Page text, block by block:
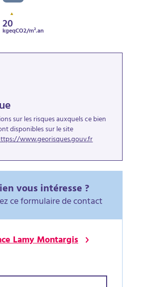
20
kgeqCO2/m².an
sur les risques auxquels ce bien
disponibles sur le site
www.georisques.gouv.fr
vous intéresse ?
ce formulaire de contact
Lamy Montargis